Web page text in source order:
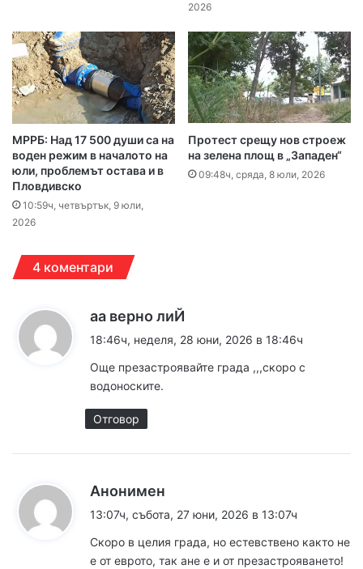
2026
МРРБ: Над 17 500 души са на
воден режим в началото на
юли, проблемът остава и в
Пловдивско
10:59ч, четвъртък, 9 юли,
2026
Протест срещу нов строеж
на зелена площ в „Западен“
09:48ч, сряда, 8 юли, 2026
4 коментари
аа верно лиЙ
а
а
18:46ч, неделя, 28 юни, 2026 в 18:46ч
Още презастроявайте града ,,,скоро с
водоноските.
Отговор
Анонимен
а
13:07ч, събота, 27 юни, 2026 в 13:07ч
Скоро в целия града, но естевствено както не
е от еврото, так ане е и от презастрояването!